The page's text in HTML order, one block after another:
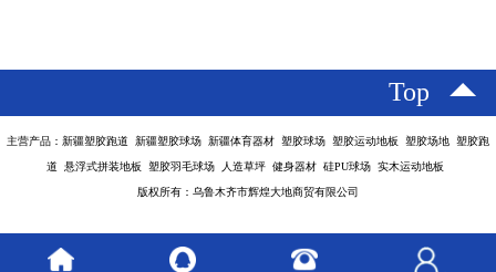
Top
主营产品：新疆塑胶跑道 新疆塑胶球场 新疆体育器材 塑胶球场 塑胶运动地板 塑胶场地 塑胶跑
道 悬浮式拼装地板 塑胶羽毛球场 人造草坪 健身器材 硅PU球场 实木运动地板
版权所有：乌鲁木齐市辉煌大地商贸有限公司